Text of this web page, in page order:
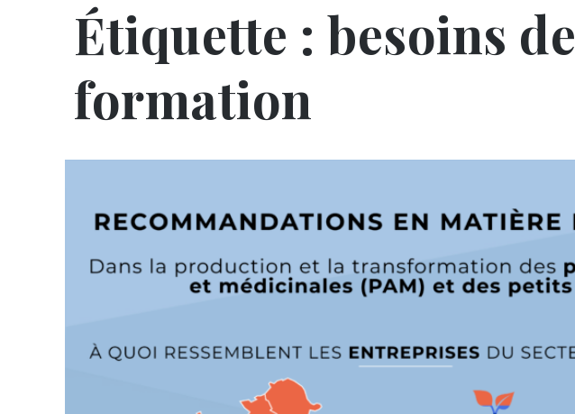
Étiquette : besoins de
formation